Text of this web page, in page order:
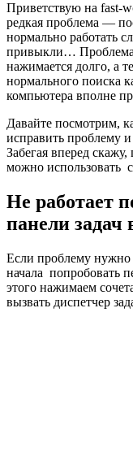
Приветствую на fast-
редкая проблема —
нормально работать
привыкли… Проблема
нажимается долго, а
нормального поиска
компьютера вполне
Давайте посмотрим,
исправить проблему
Забегая вперед
можно использовать
Не работает
панели задач
Если проблему
начала попробовать
этого нажимаем
вызвать диспетчер